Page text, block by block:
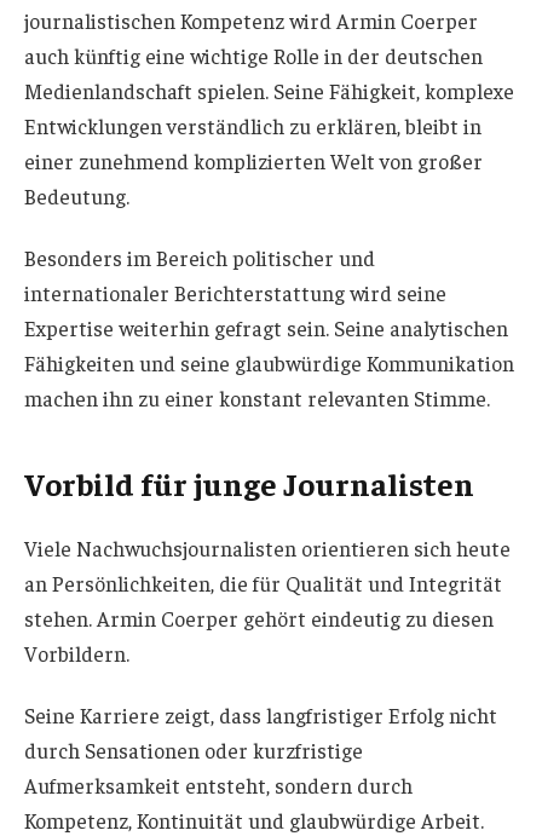
journalistischen Kompetenz wird Armin Coerper
auch künftig eine wichtige Rolle in der deutschen
Medienlandschaft spielen. Seine Fähigkeit, komplexe
Entwicklungen verständlich zu erklären, bleibt in
einer zunehmend komplizierten Welt von großer
Bedeutung.
Besonders im Bereich politischer und
internationaler Berichterstattung wird seine
Expertise weiterhin gefragt sein. Seine analytischen
Fähigkeiten und seine glaubwürdige Kommunikation
machen ihn zu einer konstant relevanten Stimme.
Vorbild für junge Journalisten
Viele Nachwuchsjournalisten orientieren sich heute
an Persönlichkeiten, die für Qualität und Integrität
stehen. Armin Coerper gehört eindeutig zu diesen
Vorbildern.
Seine Karriere zeigt, dass langfristiger Erfolg nicht
durch Sensationen oder kurzfristige
Aufmerksamkeit entsteht, sondern durch
Kompetenz, Kontinuität und glaubwürdige Arbeit.